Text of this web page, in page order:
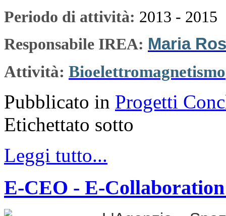
Periodo di attività: 2013 - 2015
Responsabile IREA: Maria
Attività: Bioelettromagnetismo
Pubblicato in Progetti
Etichettato sotto
Leggi tutto...
E-CEO - E-